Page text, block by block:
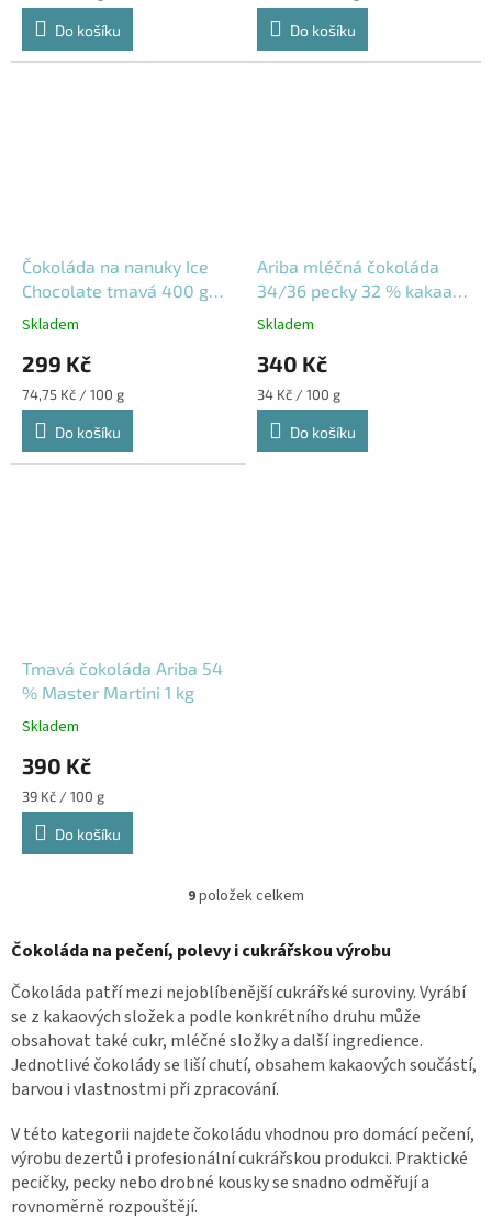
cena:
Do košíku
cena:
Do košíku
Čokoláda na nanuky Ice
Chocolate tmavá 400 g
Callebaut bez temperace
Skladem
299 Kč
Měrná
cena:
74,75 Kč / 100 g
Do košíku
Ariba mléčná čokoláda
34/36 pecky 32 % kakaa
1kg
Skladem
340 Kč
Měrná
cena:
34 Kč / 100 g
Do košíku
Tmavá čokoláda Ariba 54
% Master Martini 1 kg
Skladem
390 Kč
Měrná
cena:
39 Kč / 100 g
Do košíku
O
l
d
a
c
í
p
r
k
y
v
9položek celkem
Čokoláda na pečení, polevy i cukrářskou výrobu
Čokoláda patří mezi nejoblíbenější cukrářské suroviny. Vyrábí
se z kakaových složek a podle konkrétního druhu může
obsahovat také cukr, mléčné složky a další ingredience.
Jednotlivé čokolády se liší chutí, obsahem kakaových součástí,
barvou i vlastnostmi při zpracování.
V této kategorii najdete čokoládu vhodnou pro domácí pečení,
výrobu dezertů i profesionální cukrářskou produkci. Praktické
pecičky, pecky nebo drobné kousky se snadno odměřují a
rovnoměrně rozpouštějí.